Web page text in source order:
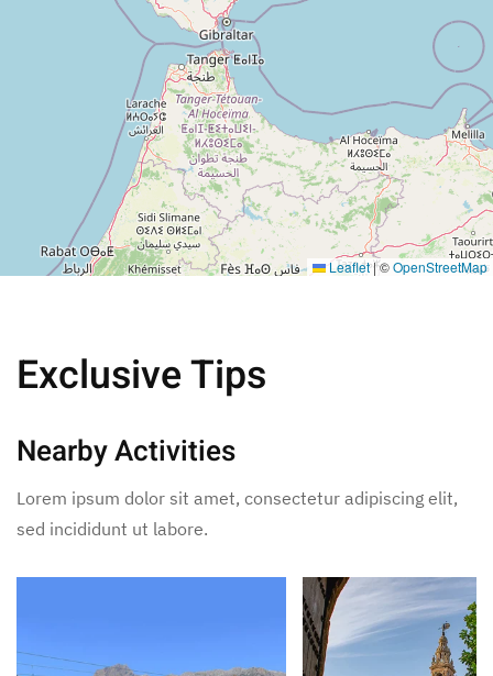
Leaflet|©OpenStreetMap
Exclusive Tips
Nearby Activities
Lorem ipsum dolor sit amet, consectetur adipiscing elit,
sed incididunt ut labore.